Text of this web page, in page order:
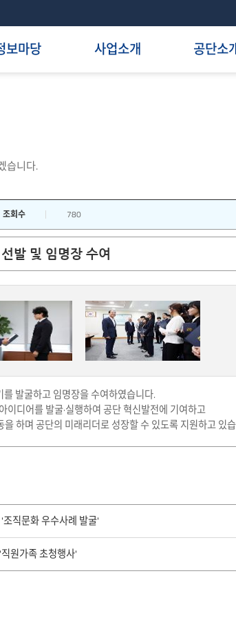
보마당 사업소개 공단소
습니다.
조회수 780
발 및 임명장 수여
발굴하고 임명장을 수여하였습니다.
디어를 발굴·실행하여 공단 혁신발전에 기여하고
하며 공단의 미래리더로 성장할 수 있도록 지원하고 있
직문화 우수사례 발굴'
원가족 초청행사'